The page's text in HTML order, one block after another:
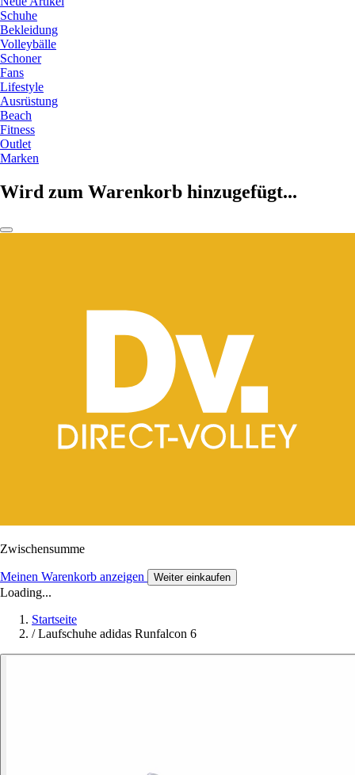
Schuhe
Bekleidung
Volleybälle
Schoner
Fans
Lifestyle
Ausrüstung
Beach
Fitness
Outlet
Marken
Wird zum Warenkorb hinzugefügt...
Zwischensumme
Meinen Warenkorb anzeigen Weiter einkaufen
Loading...
Startseite
/ Laufschuhe adidas Runfalcon 6